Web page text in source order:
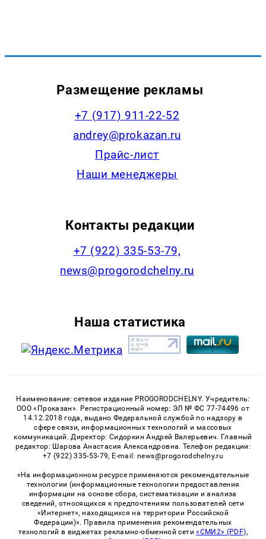
Размещение рекламы
+7 (917) 911-22-52
andrey@prokazan.ru
Прайс-лист
Наши менеджеры
Контакты редакции
+7 (922) 335-53-79,
news@progorodchelny.ru
Наша статистика
Наименование: сетевое издание PROGORODCHELNY. Учредитель:
ООО «Проказан». Регистрационный номер: ЭЛ № ФС 77-74496 от
14.12.2018 года, выдано Федеральной службой по надзору в
сфере связи, информационных технологий и массовых
коммуникаций. Директор: Сидоркин Андрей Валерьевич. Главный
редактор: Шарова Анастасия Александровна. Телефон редакции:
+7 (922) 335-53-79, E-mail: news@progorodchelny.ru
«На информационном ресурсе применяются рекомендательные
технологии (информационные технологии предоставления
информации на основе сбора, систематизации и анализа
сведений, относящихся к предпочтениям пользователей сети
«Интернет», находящихся на территории Российской
Федерации)». Правила применения рекомендательных
технологий в виджетах рекламно-обменной сети«СМИ2» (PDF),